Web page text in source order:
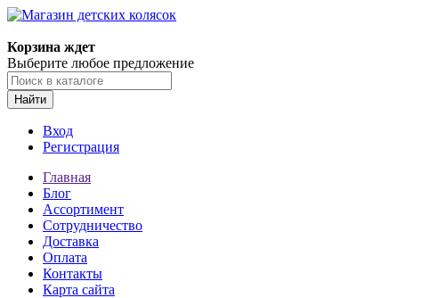
Корзина ждет
Выберите любое предложение
Найти
Вход
Регистрация
Главная
Блог
Ассортимент
Сотрудничество
Доставка
Оплата
Контакты
Карта сайта